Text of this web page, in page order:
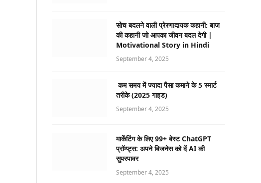
सोच बदलने वाली प्रेरणादायक कहानी: बाज
की कहानी जो आपका जीवन बदल देगी |
Motivational Story in Hindi
September 4, 2025
कम समय में ज्यादा पैसा कमाने के 5 स्मार्ट
तरीके (2025 गाइड)
September 4, 2025
मार्केटिंग के लिए 99+ बेस्ट ChatGPT
प्रॉम्प्ट्स: अपने बिजनेस को दें AI की
सुपरपावर
September 4, 2025